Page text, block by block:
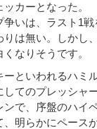
カーとなった。
争いは、ラスト1
は無い。しかし
なりそうです。
といわれるハミ
してのプレッシャ
ンで、序盤のハイ
明らかにペース